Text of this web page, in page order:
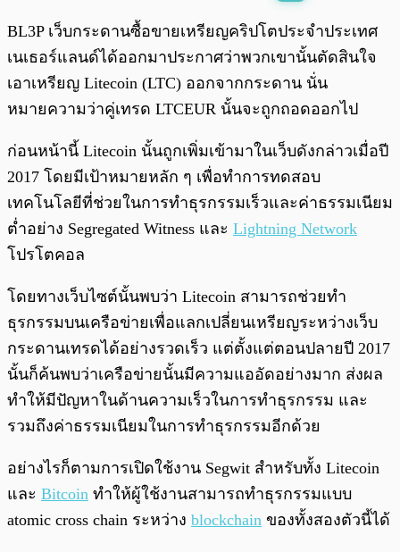
พร้อมเล่น 0:00
BL3P เว็บกระดานซื้อขายเหรียญคริปโตประจำประเทศ
เนเธอร์แลนด์ได้ออกมาประกาศว่าพวกเขานั้นตัดสินใจ
เอาเหรียญ Litecoin (LTC) ออกจากกระดาน นั่น
หมายความว่าคู่เทรด LTCEUR นั้นจะถูกถอดออกไป
ก่อนหน้านี้ Litecoin นั้นถูกเพิ่มเข้ามาในเว็บดังกล่าวเมื่อปี
2017 โดยมีเป้าหมายหลัก ๆ เพื่อทำการทดสอบ
เทคโนโลยีที่ช่วยในการทำธุรกรรมเร็วและค่าธรรมเนียม
ต่ำอย่าง Segregated Witness และ Lightning Network
โปรโตคอล
โดยทางเว็บไซต์นั้นพบว่า Litecoin สามารถช่วยทำ
ธุรกรรมบนเครือข่ายเพื่อแลกเปลี่ยนเหรียญระหว่างเว็บ
กระดานเทรดได้อย่างรวดเร็ว แต่ตั้งแต่ตอนปลายปี 2017
นั้นก็ค้นพบว่าเครือข่ายนั้นมีความแออัดอย่างมาก ส่งผล
ทำให้มีปัญหาในด้านความเร็วในการทำธุรกรรม และ
รวมถึงค่าธรรมเนียมในการทำธุรกรรมอีกด้วย
อย่างไรก็ตามการเปิดใช้งาน Segwit สำหรับทั้ง Litecoin
และ Bitcoin ทำให้ผู้ใช้งานสามารถทำธุรกรรมแบบ
atomic cross chain ระหว่าง blockchain ของทั้งสองตัวนี้ได้